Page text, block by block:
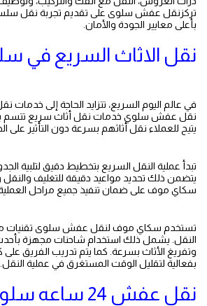
تركزنقل عفش سلوى على تقديم تجربة نقل سلسة
بأعلى معايير الجودة والأمان.
نقل الاثاث السريع في
في عالم اليوم السريع، تتزايد الحاجة إلى خدمات
نقل عفش سلوي خدمات نقل أثاث سريع تتسم
يتيح للعملاء نقل أثاثهم بسرعة دون التأثير على
تبدأ عملية النقل السريع بتخطيط دقيق لتلبية
يتضمن ذلك تحديد مواعيد دقيقة للتغليف
سكاي موف على ضمان تنفيذ جميع مراحل
تستخدم سكاي موف لنقل عفش سلوى تقنيات
النقل. يشمل ذلك استخدام شاحنات مجهزة بأحدث
وتفريغ الأثاث بسرعة. كما يتم تدريب الفريق على
بفعالية لتقليل الوقت المستغرق في عملية النقل.
نقل عفش 24 ساعه سلوي